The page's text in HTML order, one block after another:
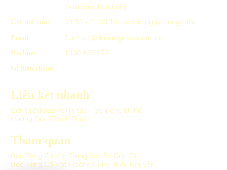
Xem bản đồ tại đây
Giờ mở cửa: 08:30 – 21:00 Tất cả các ngày trong tuần
Email: Contact@dohungmuseum.com
Hotline: 1900 633 077
Số điện thoại:
Liên kết nhanh
Giới thiệuMua véTin tức – Sự kiệnLiên hệ
Hướng Dẫn Thanh Toán
Tham quan
Bảo Tàng Cổ Vật Trang Sức 54 Dân Tộc
Bảo Tàng Cổ Vật Hoàng Cung Triều Nguyễn